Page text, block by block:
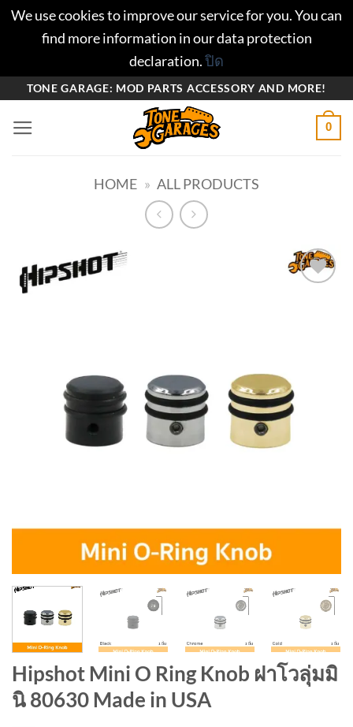
We use cookies to improve our service for you. You can
find more information in our data protection
declaration.ปิด
ยัง
TONE GARAGE: MOD PARTS ACCESSORY AND MORE!
0
HOME » ALL PRODUCTS
Hipshot Mini O Ring Knob ฝาโวลุ่มมิ
นิ 80630 Made in USA